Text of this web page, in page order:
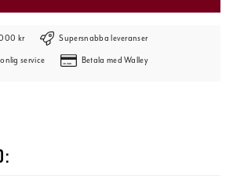
kr Supersnabba leveranser
service Betala med Walley